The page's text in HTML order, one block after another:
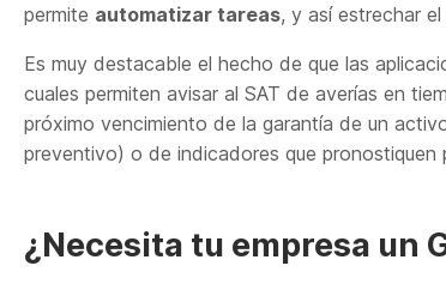
permite automatizar tareas, y así estrechar
Es muy destacable el hecho de que las
cuales permiten avisar al SAT de averías en
próximo vencimiento de la garantía de un
preventivo) o de indicadores que
¿Necesita tu empresa un